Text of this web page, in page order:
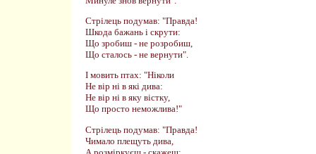
Стрілець подумав: "Правда!
Шкода бажань і скрути:
Що зробиш - не розробиш,
Що сталось - не вернути".
І мовить птах: "Ніколи
Не вір ні в які дива:
Не вір ні в яку вістку,
Що просто неможлива!"
Стрілець подумав: "Правда!
Чимало плещуть дива,